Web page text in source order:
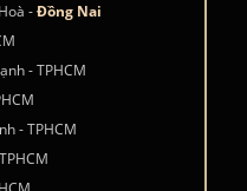
Tủ lạnh Bosch
KGN39LB35
60,000,000 ₫